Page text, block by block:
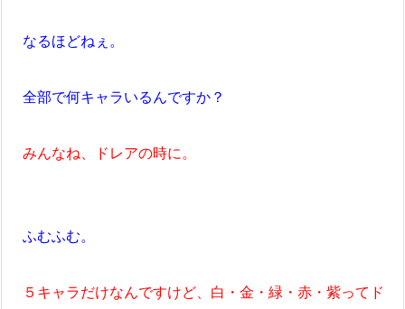
なるほどねぇ。
全部で何キャラいるんですか？
みんなね、ドレアの時に。
ふむふむ。
５キャラだけなんですけど、白・金・緑・赤・紫ってド